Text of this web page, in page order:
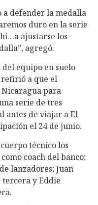
a defender la medalla
duro en la serie
ajustarse los
agregó.
equipo en suelo
refirió a que el
para
serie de tres
antes de viajar a El
el 24 de junio.
técnico los
coach del banco;
lanzadores; Juan
tercera y Eddie